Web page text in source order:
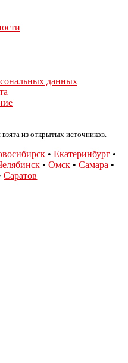
данных
из открытых источников.
•Екатеринбург •
•Омск •Самара •
Саратов